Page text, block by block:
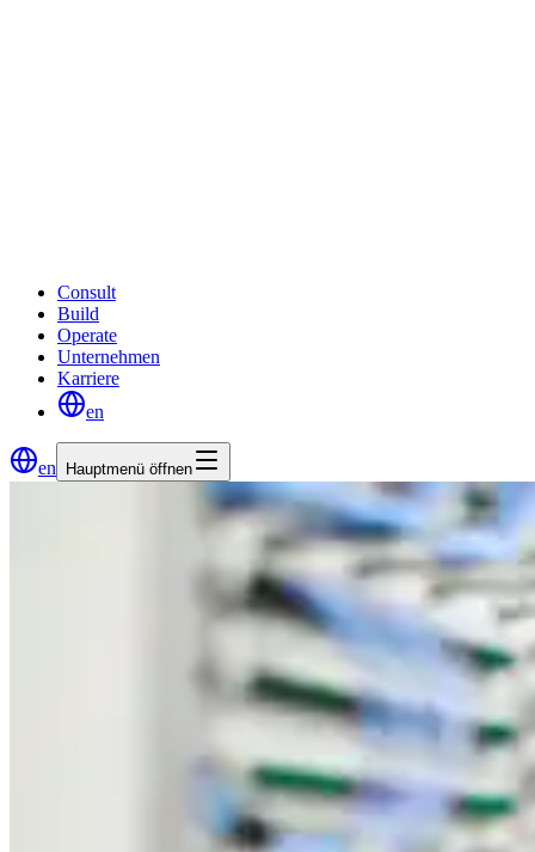
Consult
Build
Operate
Unternehmen
Karriere
en
en Hauptmenü öffnen